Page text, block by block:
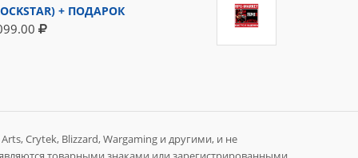
+ ПОДАРОК
Crytek, Blizzard, Wargaming и другими, и не